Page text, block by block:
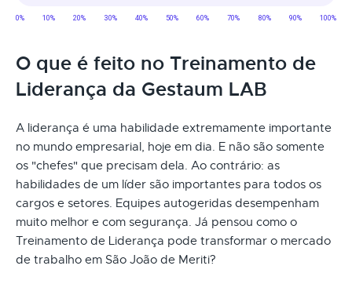
O que é feito no Treinamento de
Liderança da Gestaum LAB
A liderança é uma habilidade extremamente importante
no mundo empresarial, hoje em dia. E não são somente
os "chefes" que precisam dela. Ao contrário: as
habilidades de um líder são importantes para todos os
cargos e setores. Equipes autogeridas desempenham
muito melhor e com segurança. Já pensou como o
Treinamento de Liderança pode transformar o mercado
de trabalho em São João de Meriti?